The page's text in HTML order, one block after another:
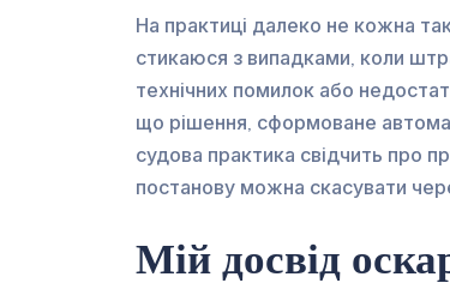
На практиці далеко не кожна
стикаюся з випадками, коли
технічних помилок або
що рішення, сформоване
судова практика свідчить про
постанову можна скасувати
Мій досвід